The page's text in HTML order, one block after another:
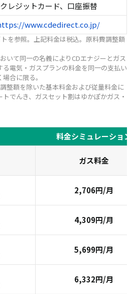
クレジットカード、口座振替
www.cdedirect.co.jp/
を参照。上記料金は税込。原料費調整額
いて同一の名義によりCDエナジーとガス
電気・ガスプランの料金を同一の支払い
合に限る。
整額を除いた基本料金および従量料金に
でんき、ガスセット割はゆかぽかガス・
料金シミュレーション
ガス料金
2,706円/月
4,309円/月
5,699円/月
6,332円/月